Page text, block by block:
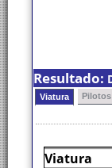
Resultado:
Viatura Pilotos
Viatura